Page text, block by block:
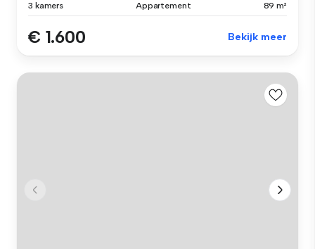
3 kamers Appartement 89 m²
€ 1.600 Bekijk meer